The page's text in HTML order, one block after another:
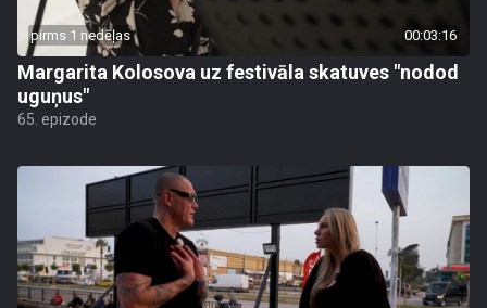
pirms 1 nedēļas 00:03:16
Margarita Kolosova uz festivāla skatuves "nodod
uguņus"
65. epizode